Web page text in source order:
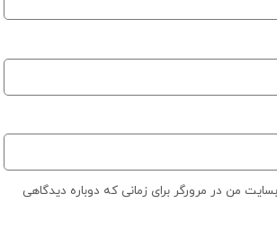
من در مرورگر برای زمانی که دوباره دیدگاهی